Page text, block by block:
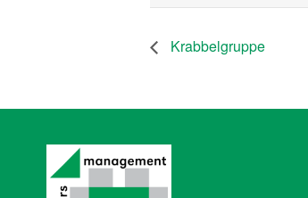
Krabbelgruppe